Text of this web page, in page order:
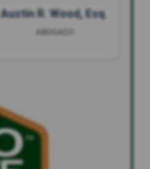
Austin R. Wood, Esq.
ABOGADO